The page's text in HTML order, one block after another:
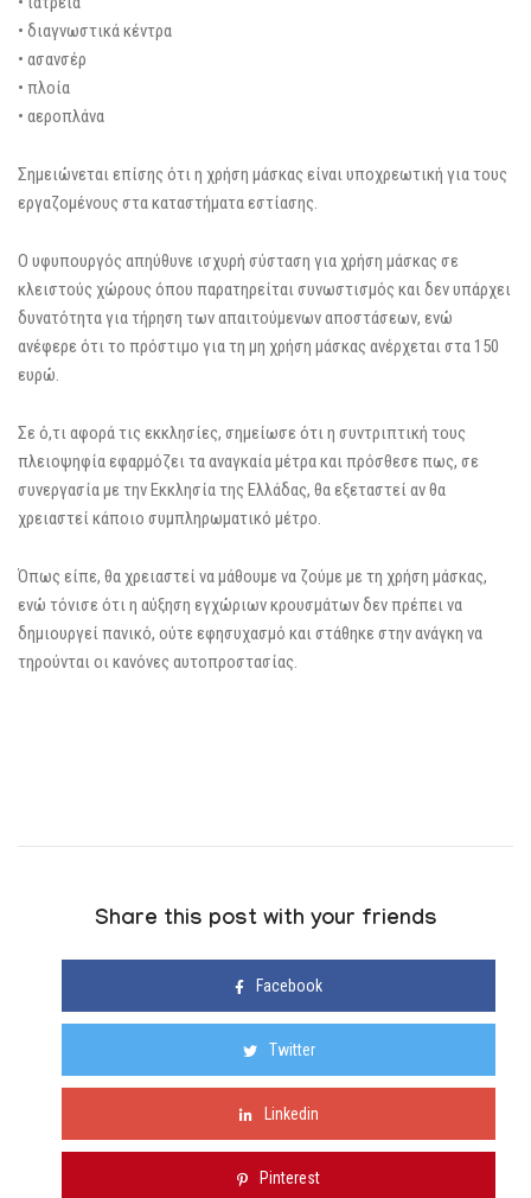
• διαγνωστικά κέντρα
• ασανσέρ
• πλοία
• αεροπλάνα
Σημειώνεται επίσης ότι η χρήση μάσκας είναι υποχρεωτική για τους
εργαζομένους στα καταστήματα εστίασης.
Ο υφυπουργός απηύθυνε ισχυρή σύσταση για χρήση μάσκας σε
κλειστούς χώρους όπου παρατηρείται συνωστισμός και δεν υπάρχει
δυνατότητα για τήρηση των απαιτούμενων αποστάσεων, ενώ
ανέφερε ότι το πρόστιμο για τη μη χρήση μάσκας ανέρχεται στα 150
ευρώ.
Σε ό,τι αφορά τις εκκλησίες, σημείωσε ότι η συντριπτική τους
πλειοψηφία εφαρμόζει τα αναγκαία μέτρα και πρόσθεσε πως, σε
συνεργασία με την Εκκλησία της Ελλάδας, θα εξεταστεί αν θα
χρειαστεί κάποιο συμπληρωματικό μέτρο.
Όπως είπε, θα χρειαστεί να μάθουμε να ζούμε με τη χρήση μάσκας,
ενώ τόνισε ότι η αύξηση εγχώριων κρουσμάτων δεν πρέπει να
δημιουργεί πανικό, ούτε εφησυχασμό και στάθηκε στην ανάγκη να
τηρούνται οι κανόνες αυτοπροστασίας.
Share this post with your friends
Facebook
Twitter
Linkedin
Pinterest